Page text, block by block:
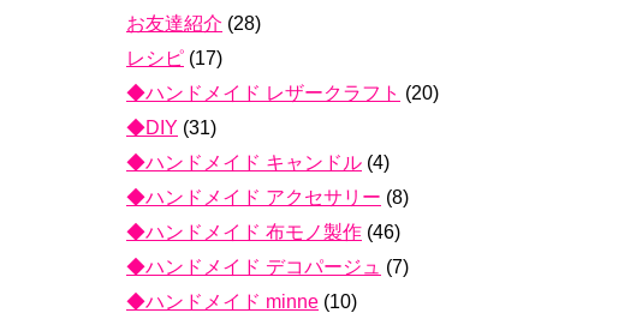
お友達紹介 (28)
レシピ (17)
◆ハンドメイド レザークラフト (20)
◆DIY (31)
◆ハンドメイド キャンドル (4)
◆ハンドメイド アクセサリー (8)
◆ハンドメイド 布モノ製作 (46)
◆ハンドメイド デコパージュ (7)
◆ハンドメイド minne (10)